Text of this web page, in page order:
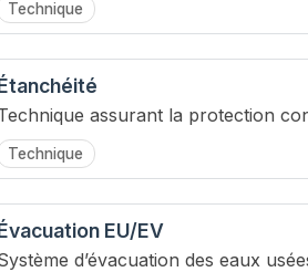
Technique
assurant la protection
Technique
EU/EV
d’évacuation des eaux